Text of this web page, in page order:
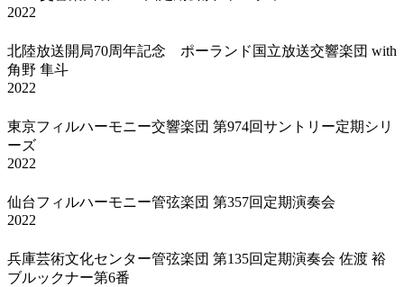
2022
北陸放送開局70周年記念 ポーランド国立放送交響楽団 with
角野 隼斗
2022
東京フィルハーモニー交響楽団 第974回サントリー定期シリ
ーズ
2022
仙台フィルハーモニー管弦楽団 第357回定期演奏会
2022
兵庫芸術文化センター管弦楽団 第135回定期演奏会 佐渡 裕
ブルックナー第6番